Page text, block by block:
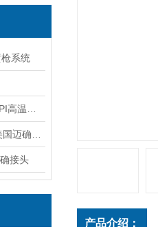
系统
接头
产品介绍：